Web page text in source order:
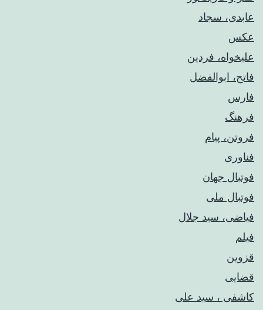
عابدی، سجاد
عکس
علیخواه، فردین
فاتح، ابوالفضل
فارس
فرهنگ
فروتن، پیام
فناوری
فوتبال جهان
فوتبال ملی
فیاضی، سید جلال
فیلم
قزوین
قضایی
کاشفی ، سید علی